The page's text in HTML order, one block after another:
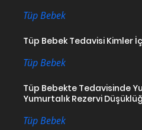
Tüp Bebek
Tüp Bebek Tedavisi Kimler
Tüp Bebek
Tüp Bebekte Tedavisinde
Yumurtalık Rezervi
Tüp Bebek